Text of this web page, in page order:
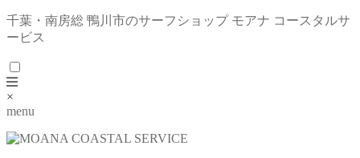
千葉・南房総 鴨川市のサーフショップ モアナ コースタルサ
ービス
×
menu